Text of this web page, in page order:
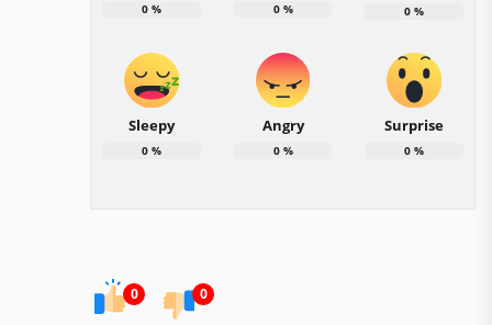
0% 0% 0 %
Sleepy
0%
Angry
0%
Surprise
0 %
0 0